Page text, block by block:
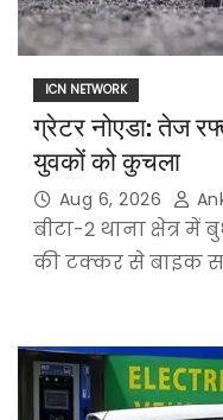
ICN NETWORK
ग्रेटर नोएडा: तेज
युवकों को कुचला
Aug 6, 2026
बीटा-2 थाना क्षेत्र में
की टक्कर से बाइक